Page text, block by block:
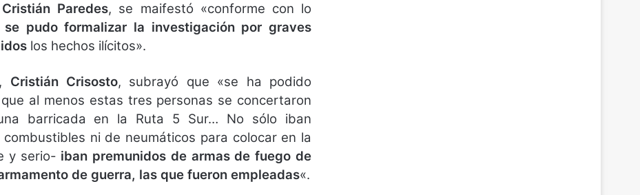
Cristián Paredes, se maifestó «conforme con lo
se pudo formalizar la investigación por graves
los hechos ilícitos».
Cristián Crisosto, subrayó que «se ha podido
al menos estas tres personas se concertaron
barricada en la Ruta 5 Sur… No sólo iban
ni de neumáticos para colocar en la
y serio- iban premunidos de armas de fuego de
de guerra, las que fueron empleadas«.